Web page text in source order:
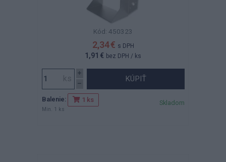
Kód: 450323
2,34 € s DPH
1,91 € bez DPH / ks
KÚPIŤ
Balenie: 1 ks
Min. 1 ks
Skladom